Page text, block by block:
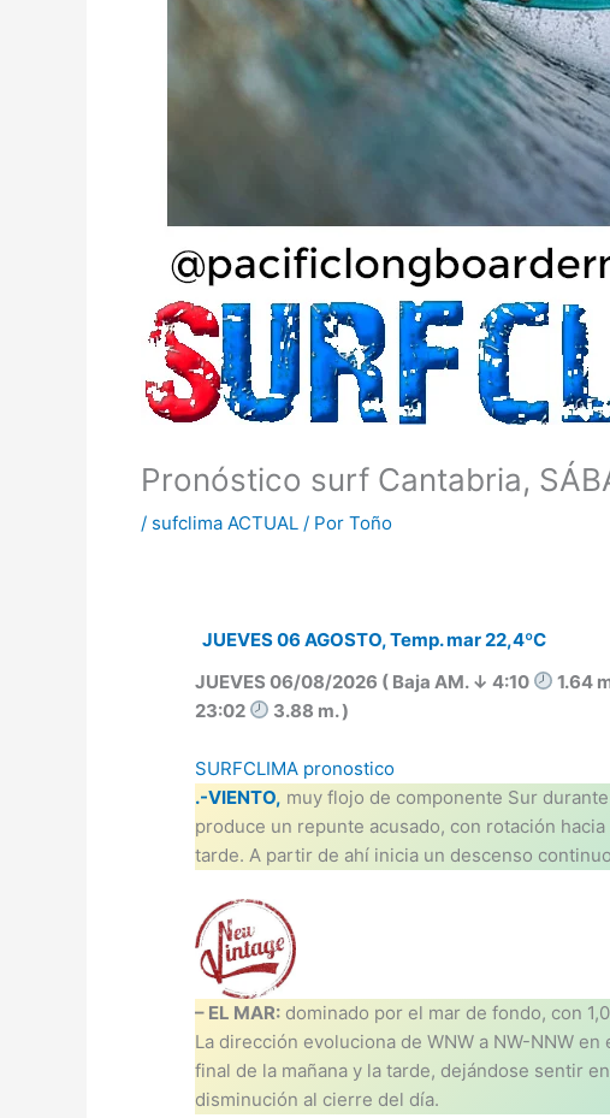
Pronóstico surf Cantabria,
/ sufclima ACTUAL / Por Toño
JUEVES 06 AGOSTO, Temp. mar 22,4ºC
JUEVES 06/08/2026 ( Baja AM. ↓ 4:10
1.64
23:02
3.88 m. )
SURFCLIMA pronostico
.-VIENTO, muy flojo de componente Sur
produce un repunte acusado, con rotación
tarde. A partir de ahí inicia un descenso
– EL MAR: dominado por el mar de fondo, con
La dirección evoluciona de WNW a NW-NNW
final de la mañana y la tarde, dejándose sentir
disminución al cierre del día.